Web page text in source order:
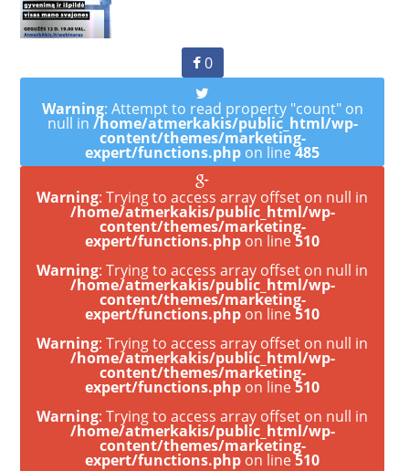
0
Warning: Attempt to read property "count" on
null in /home/atmerkakis/public_html/wp-
content/themes/marketing-
expert/functions.php on line485
Warning: Trying to access array offset on null in
/home/atmerkakis/public_html/wp-
content/themes/marketing-
expert/functions.php on line510
Warning: Trying to access array offset on null in
/home/atmerkakis/public_html/wp-
content/themes/marketing-
expert/functions.php on line510
Warning: Trying to access array offset on null in
/home/atmerkakis/public_html/wp-
content/themes/marketing-
expert/functions.php on line510
Warning: Trying to access array offset on null in
/home/atmerkakis/public_html/wp-
content/themes/marketing-
expert/functions.php on line510